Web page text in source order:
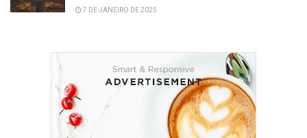
7 DE JANEIRO DE 2025